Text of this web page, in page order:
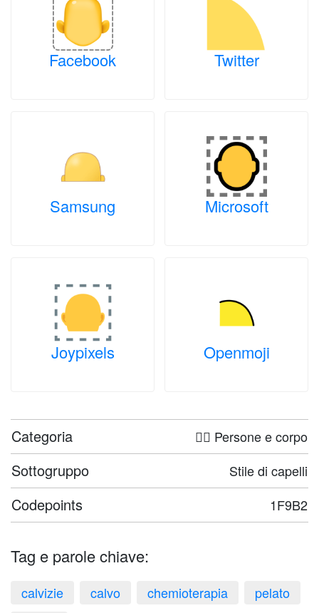
Facebook Twitter
Samsung Microsoft
Joypixels Openmoji
Categoria 🤦‍♀️ Persone e corpo
Sottogruppo Stile di capelli
Codepoints 1F9B2
Tag e parole chiave:
calvizie calvo chemioterapia
pelato